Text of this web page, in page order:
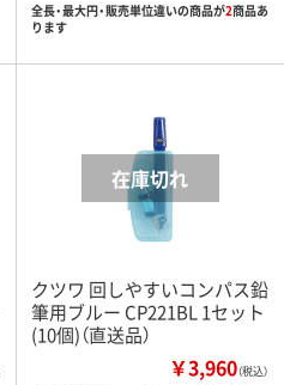
全長・最大円・販売単位違いの商品が2商品あ
ります
クツワ 回しやすいコンパス鉛
筆用ブルー CP221BL 1セット
(10個)（直送品）
￥3,960（税込）